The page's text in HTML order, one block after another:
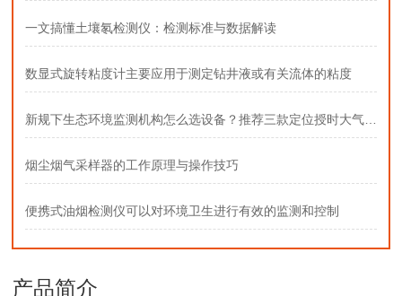
一文搞懂土壤氡检测仪：检测标准与数据解读
数显式旋转粘度计主要应用于测定钻井液或有关流体的粘度
新规下生态环境监测机构怎么选设备？推荐三款定位授时大气采样器
烟尘烟气采样器的工作原理与操作技巧
便携式油烟检测仪可以对环境卫生进行有效的监测和控制
产品简介